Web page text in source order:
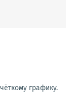
графику.